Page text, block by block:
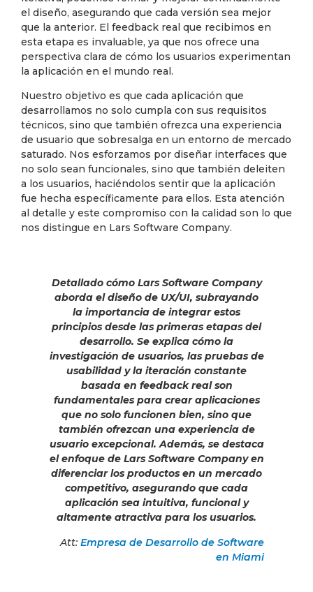
el diseño, asegurando que cada versión sea mejor
que la anterior. El feedback real que recibimos en
esta etapa es invaluable, ya que nos ofrece una
perspectiva clara de cómo los usuarios experimentan
la aplicación en el mundo real.
Nuestro objetivo es que cada aplicación que
desarrollamos no solo cumpla con sus requisitos
técnicos, sino que también ofrezca una experiencia
de usuario que sobresalga en un entorno de mercado
saturado. Nos esforzamos por diseñar interfaces que
no solo sean funcionales, sino que también deleiten
a los usuarios, haciéndolos sentir que la aplicación
fue hecha específicamente para ellos. Esta atención
al detalle y este compromiso con la calidad son lo que
nos distingue en Lars Software Company.
Detallado cómo Lars Software Company
aborda el diseño de UX/UI, subrayando
la importancia de integrar estos
principios desde las primeras etapas del
desarrollo. Se explica cómo la
investigación de usuarios, las pruebas de
usabilidad y la iteración constante
basada en feedback real son
fundamentales para crear aplicaciones
que no solo funcionen bien, sino que
también ofrezcan una experiencia de
usuario excepcional. Además, se destaca
el enfoque de Lars Software Company en
diferenciar los productos en un mercado
competitivo, asegurando que cada
aplicación sea intuitiva, funcional y
altamente atractiva para los usuarios.
Att: Empresa de Desarrollo de Software
en Miami